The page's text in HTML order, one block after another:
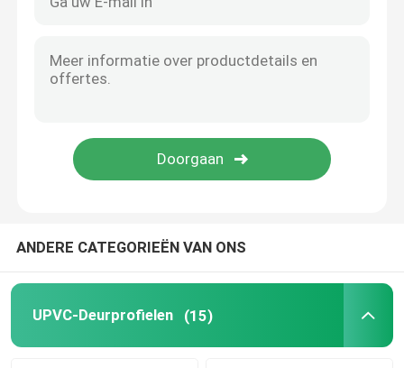
Het thermische venster van het
De thermische Deuren van het
De Bouwmaterialen van UPVC
UPVC-Schuimvenster
ANDERE CATEGORIEËN VAN ONS
UPVC-Deurprofielen (15)